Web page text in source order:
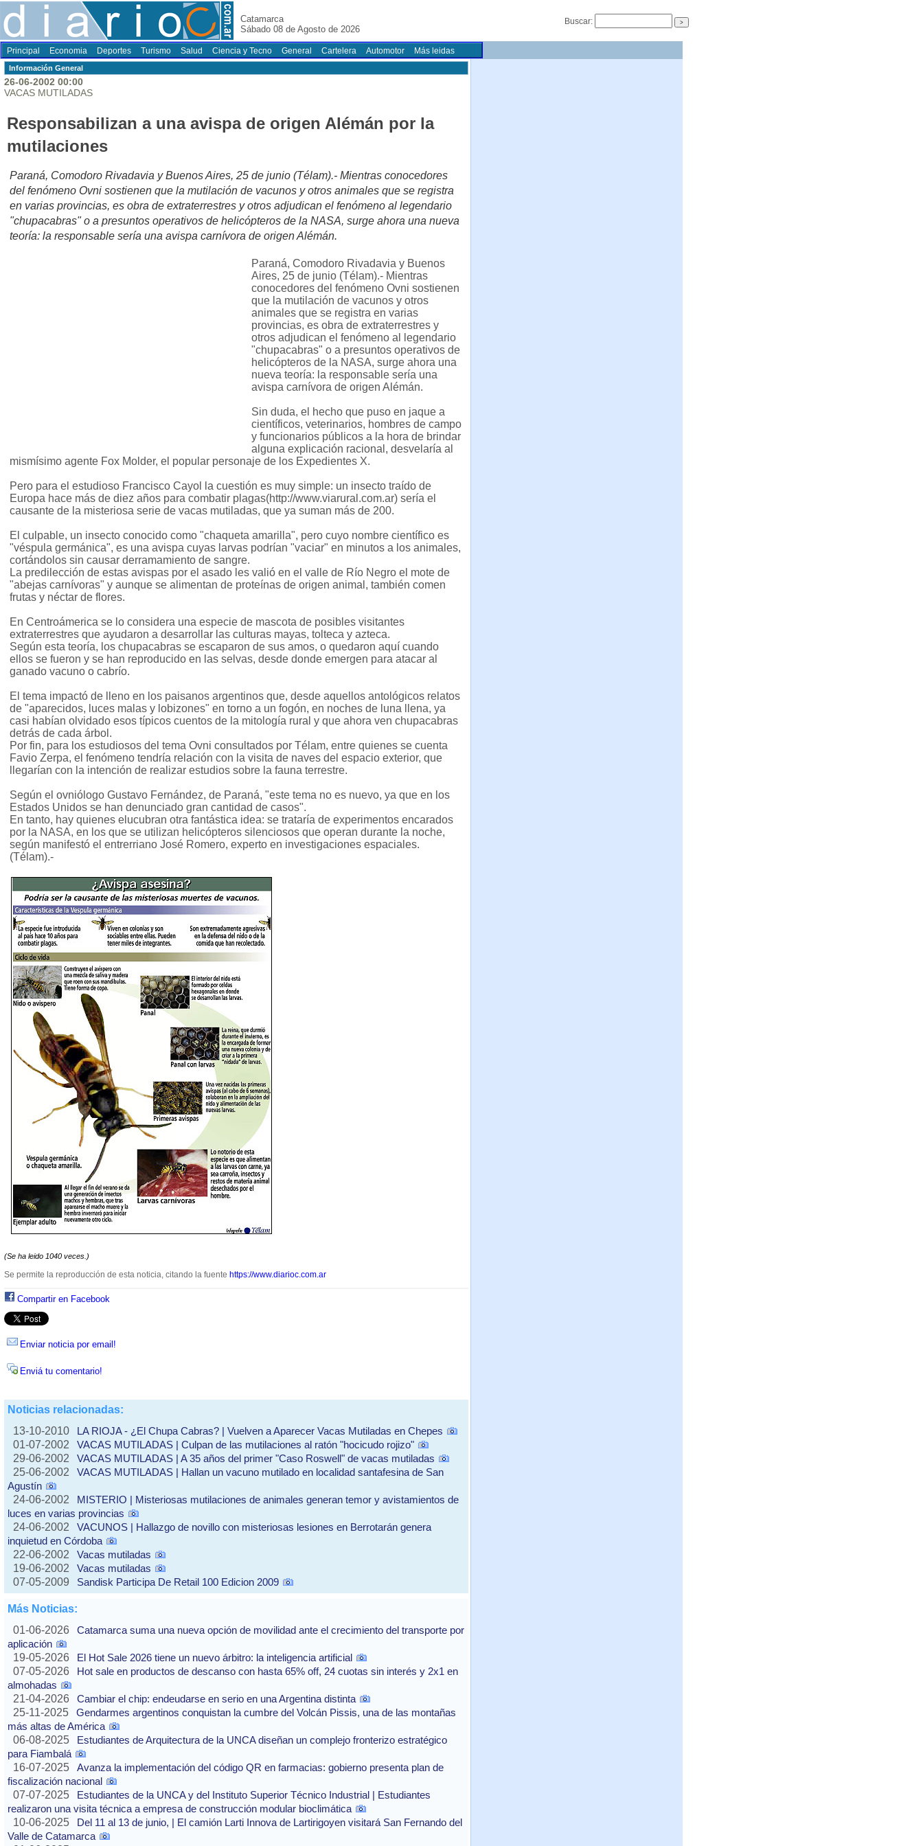
Catamarca
Sábado 08 de Agosto de 2026
Buscar:
Principal Economia Deportes Turismo Salud Ciencia y Tecno General Cartelera Automotor Más leidas
Información General
26-06-2002 00:00
VACAS MUTILADAS
Responsabilizan a una avispa de origen Alémán por la
mutilaciones
Paraná, Comodoro Rivadavia y Buenos Aires, 25 de junio (Télam).- Mientras conocedores
del fenómeno Ovni sostienen que la mutilación de vacunos y otros animales que se registra
en varias provincias, es obra de extraterrestres y otros adjudican el fenómeno al legendario
"chupacabras" o a presuntos operativos de helicópteros de la NASA, surge ahora una nueva
teoría: la responsable sería una avispa carnívora de origen Alémán.
Paraná, Comodoro Rivadavia y Buenos
Aires, 25 de junio (Télam).- Mientras
conocedores del fenómeno Ovni sostienen
que la mutilación de vacunos y otros
animales que se registra en varias
provincias, es obra de extraterrestres y
otros adjudican el fenómeno al legendario
"chupacabras" o a presuntos operativos de
helicópteros de la NASA, surge ahora una
nueva teoría: la responsable sería una
avispa carnívora de origen Alémán.
Sin duda, el hecho que puso en jaque a
científicos, veterinarios, hombres de campo
y funcionarios públicos a la hora de brindar
alguna explicación racional, desvelaría al
mismísimo agente Fox Molder, el popular personaje de los Expedientes X.
Pero para el estudioso Francisco Cayol la cuestión es muy simple: un insecto traído de
Europa hace más de diez años para combatir plagas(http://www.viarural.com.ar) sería el
causante de la misteriosa serie de vacas mutiladas, que ya suman más de 200.
El culpable, un insecto conocido como "chaqueta amarilla", pero cuyo nombre científico es
"véspula germánica", es una avispa cuyas larvas podrían "vaciar" en minutos a los animales,
cortándolos sin causar derramamiento de sangre.
La predilección de estas avispas por el asado les valió en el valle de Río Negro el mote de
"abejas carnívoras" y aunque se alimentan de proteínas de origen animal, también comen
frutas y néctar de flores.
En Centroámerica se lo considera una especie de mascota de posibles visitantes
extraterrestres que ayudaron a desarrollar las culturas mayas, tolteca y azteca.
Según esta teoría, los chupacabras se escaparon de sus amos, o quedaron aquí cuando
ellos se fueron y se han reproducido en las selvas, desde donde emergen para atacar al
ganado vacuno o cabrío.
El tema impactó de lleno en los paisanos argentinos que, desde aquellos antológicos relatos
de "aparecidos, luces malas y lobizones" en torno a un fogón, en noches de luna llena, ya
casi habían olvidado esos típicos cuentos de la mitología rural y que ahora ven chupacabras
detrás de cada árbol.
Por fin, para los estudiosos del tema Ovni consultados por Télam, entre quienes se cuenta
Favio Zerpa, el fenómeno tendría relación con la visita de naves del espacio exterior, que
llegarían con la intención de realizar estudios sobre la fauna terrestre.
Según el ovniólogo Gustavo Fernández, de Paraná, "este tema no es nuevo, ya que en los
Estados Unidos se han denunciado gran cantidad de casos".
En tanto, hay quienes elucubran otra fantástica idea: se trataría de experimentos encarados
por la NASA, en los que se utilizan helicópteros silenciosos que operan durante la noche,
según manifestó el entrerriano José Romero, experto en investigaciones espaciales.
(Télam).-
(Se ha leido 1040 veces.)
Se permite la reproducción de esta noticia, citando la fuente https://www.diarioc.com.ar
Compartir en Facebook
Enviar noticia por email!
Enviá tu comentario!
Noticias relacionadas:
13-10-2010
LA RIOJA - ¿El Chupa Cabras? | Vuelven a Aparecer Vacas Mutiladas en Chepes
01-07-2002
VACAS MUTILADAS | Culpan de las mutilaciones al ratón "hocicudo rojizo"
29-06-2002
VACAS MUTILADAS | A 35 años del primer "Caso Roswell" de vacas mutiladas
25-06-2002
VACAS MUTILADAS | Hallan un vacuno mutilado en localidad santafesina de San
Agustín
24-06-2002
MISTERIO | Misteriosas mutilaciones de animales generan temor y avistamientos de
luces en varias provincias
24-06-2002
VACUNOS | Hallazgo de novillo con misteriosas lesiones en Berrotarán genera
inquietud en Córdoba
22-06-2002
Vacas mutiladas
19-06-2002
Vacas mutiladas
07-05-2009
Sandisk Participa De Retail 100 Edicion 2009
Más Noticias:
01-06-2026
Catamarca suma una nueva opción de movilidad ante el crecimiento del transporte por
aplicación
19-05-2026
El Hot Sale 2026 tiene un nuevo árbitro: la inteligencia artificial
07-05-2026
Hot sale en productos de descanso con hasta 65% off, 24 cuotas sin interés y 2x1 en
almohadas
21-04-2026
Cambiar el chip: endeudarse en serio en una Argentina distinta
25-11-2025
Gendarmes argentinos conquistan la cumbre del Volcán Pissis, una de las montañas
más altas de América
06-08-2025
Estudiantes de Arquitectura de la UNCA diseñan un complejo fronterizo estratégico
para Fiambalá
16-07-2025
Avanza la implementación del código QR en farmacias: gobierno presenta plan de
fiscalización nacional
07-07-2025
Estudiantes de la UNCA y del Instituto Superior Técnico Industrial | Estudiantes
realizaron una visita técnica a empresa de construcción modular bioclimática
10-06-2025
Del 11 al 13 de junio, | El camión Larti Innova de Lartirigoyen visitará San Fernando del
Valle de Catamarca